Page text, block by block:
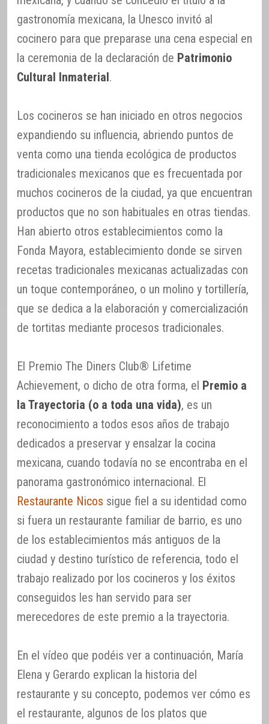
gastronomía mexicana, la Unesco invitó al
cocinero para que preparase una cena especial en
la ceremonia de la declaración de Patrimonio
Cultural Inmaterial.
Los cocineros se han iniciado en otros negocios
expandiendo su influencia, abriendo puntos de
venta como una tienda ecológica de productos
tradicionales mexicanos que es frecuentada por
muchos cocineros de la ciudad, ya que encuentran
productos que no son habituales en otras tiendas.
Han abierto otros establecimientos como la
Fonda Mayora, establecimiento donde se sirven
recetas tradicionales mexicanas actualizadas con
un toque contemporáneo, o un molino y tortillería,
que se dedica a la elaboración y comercialización
de tortitas mediante procesos tradicionales.
El Premio The Diners Club® Lifetime
Achievement, o dicho de otra forma, el Premio a
la Trayectoria (o a toda una vida), es un
reconocimiento a todos esos años de trabajo
dedicados a preservar y ensalzar la cocina
mexicana, cuando todavía no se encontraba en el
panorama gastronómico internacional. El
Restaurante Nicos sigue fiel a su identidad como
si fuera un restaurante familiar de barrio, es uno
de los establecimientos más antiguos de la
ciudad y destino turístico de referencia, todo el
trabajo realizado por los cocineros y los éxitos
conseguidos les han servido para ser
merecedores de este premio a la trayectoria.
En el vídeo que podéis ver a continuación, María
Elena y Gerardo explican la historia del
restaurante y su concepto, podemos ver cómo es
el restaurante, algunos de los platos que